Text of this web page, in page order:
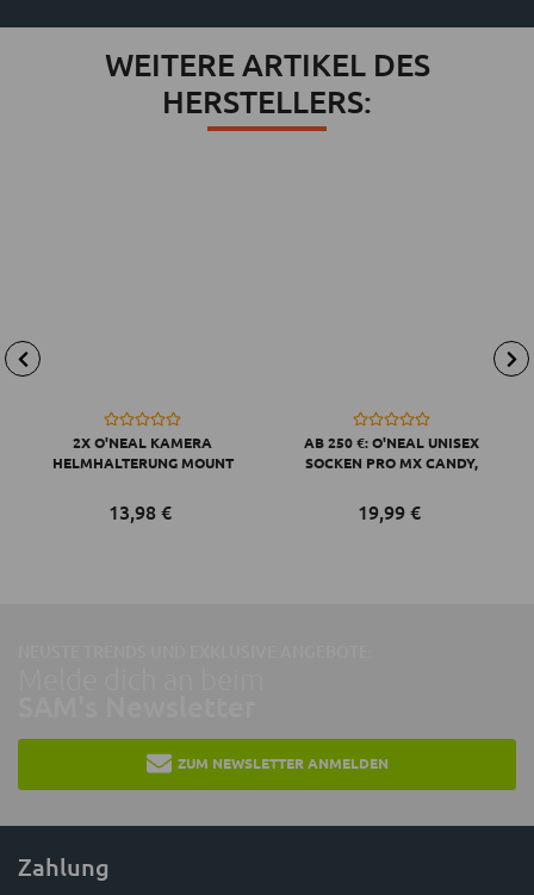
WEITERE ARTIKEL DES
HERSTELLERS:
2X O'NEAL KAMERA
HELMHALTERUNG MOUNT
SCHWARZ
13,98 €
AB 250 €: O'NEAL UNISEX
SOCKEN PRO MX CANDY,
19,99 €
ZUM NEWSLETTER ANMELDEN
Zahlung